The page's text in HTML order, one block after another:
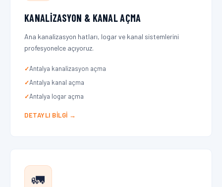
KANALIZASYON & KANAL AÇMA
Ana kanalizasyon hatları, logar ve kanal sistemlerini
profesyonelce açıyoruz.
Antalya kanalizasyon açma
Antalya kanal açma
Antalya logar açma
DETAYLI BILGI →
🚛